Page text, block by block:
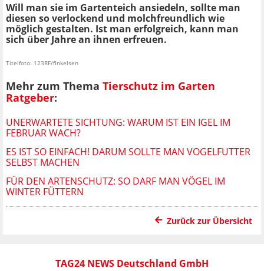
Will man sie im Gartenteich ansiedeln, sollte man
diesen so verlockend und molchfreundlich wie
möglich gestalten. Ist man erfolgreich, kann man
sich über Jahre an ihnen erfreuen.
Titelfoto: 123RF/finkelsen
Mehr zum Thema Tierschutz im Garten
Ratgeber:
UNERWARTETE SICHTUNG: WARUM IST EIN IGEL IM
FEBRUAR WACH?
ES IST SO EINFACH! DARUM SOLLTE MAN VOGELFUTTER
SELBST MACHEN
FÜR DEN ARTENSCHUTZ: SO DARF MAN VÖGEL IM
WINTER FÜTTERN
Zurück zur Übersicht
TAG24 NEWS Deutschland GmbH